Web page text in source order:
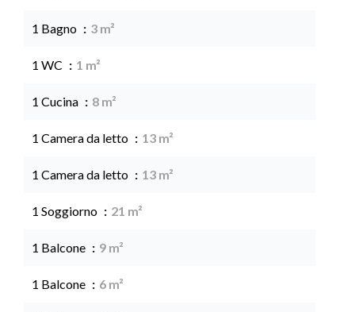
1 Bagno 3 m²
1 WC 1 m²
1 Cucina 8 m²
1 Camera da letto 13 m²
1 Camera da letto 13 m²
1 Soggiorno 21 m²
1 Balcone 9 m²
1 Balcone 6 m²